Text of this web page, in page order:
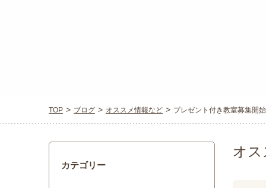
TOP ブログ オススメ情報など プレゼント付き教室募集開
オス
カテゴリー